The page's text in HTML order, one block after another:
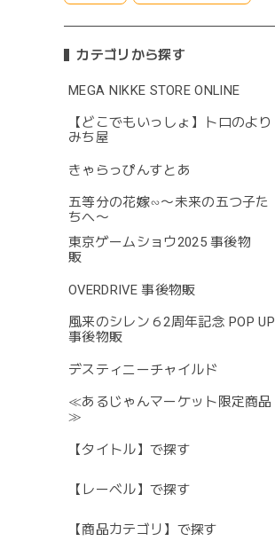
カテゴリから探す
MEGA NIKKE STORE ONLINE
【どこでもいっしょ】トロのより
みち屋
きゃらっぴんすとあ
五等分の花嫁∽〜未来の五つ子た
ちへ〜
東京ゲームショウ2025 事後物
販
OVERDRIVE 事後物販
風来のシレン６2周年記念 POP UP
事後物販
デスティニーチャイルド
≪あるじゃんマーケット限定商品
≫
【タイトル】で探す
【レーベル】で探す
【商品カテゴリ】で探す